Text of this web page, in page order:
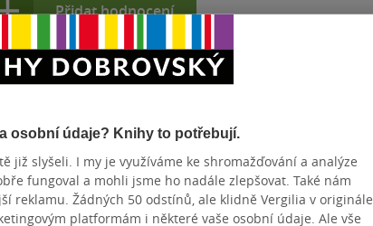
Přidat hodnocení
osobní údaje? Knihy to potřebují.
již slyšeli. I my je využíváme ke shromažďování a analýze
fungoval a mohli jsme ho nadále zlepšovat. Také nám
reklamu. Žádných 50 odstínů, ale klidně Vergilia v originále.
platformám i některé vaše osobní údaje. Ale vše